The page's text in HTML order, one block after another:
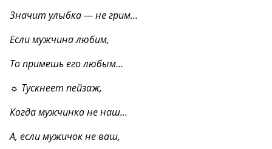
Значит улыбка — не грим…
Если мужчина любим,
То примешь его любым…
☼ Тускнеет пейзаж,
Когда мужчинка не наш…
А, если мужичок не ваш,